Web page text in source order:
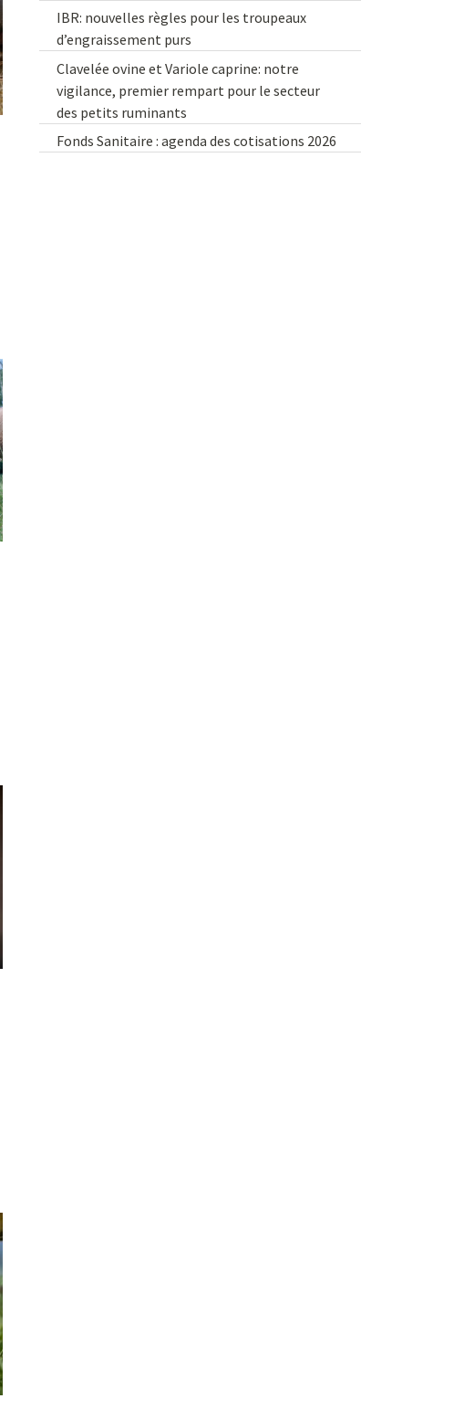
IBR: nouvelles règles pour les troupeaux
d’engraissement purs
Clavelée ovine et Variole caprine: notre
vigilance, premier rempart pour le secteur
des petits ruminants
Fonds Sanitaire : agenda des cotisations 2026